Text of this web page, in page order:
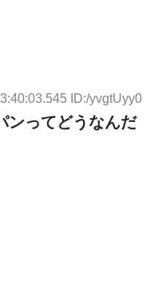
ID:/yvgtUyy0
ンってどうなんだ